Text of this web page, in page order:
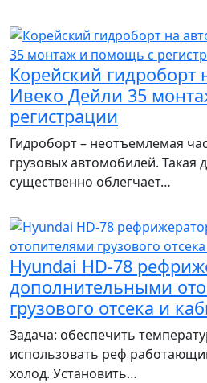
Корейский гидроборт
Ивеко Дейли 35
регистрации
Гидроборт – неотъемлемая
грузовых автомобилей. Такая
существенно облегчает…
Hyundai HD-78
дополнительными
грузового отсека и
Задача: обеспечить
использовать реф
холод. Установить…